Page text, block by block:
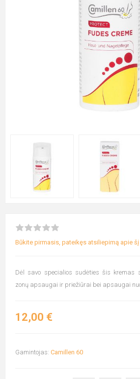
Būkite pirmasis, pateikęs atsiliepimą apie
Dėl savo specialios sudėties šis kremas
zonų apsaugai ir priežiūrai bei apsaugai
12,00 €
Gamintojas: Camillen 60